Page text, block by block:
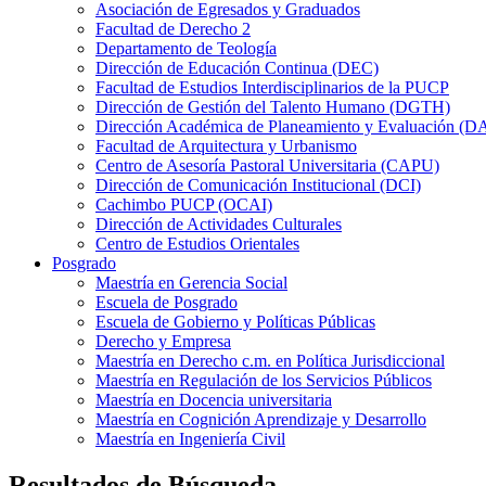
Asociación de Egresados y Graduados
Facultad de Derecho 2
Departamento de Teología
Dirección de Educación Continua (DEC)
Facultad de Estudios Interdisciplinarios de la PUCP
Dirección de Gestión del Talento Humano (DGTH)
Dirección Académica de Planeamiento y Evaluación
Facultad de Arquitectura y Urbanismo
Centro de Asesoría Pastoral Universitaria (CAPU)
Dirección de Comunicación Institucional (DCI)
Cachimbo PUCP (OCAI)
Dirección de Actividades Culturales
Centro de Estudios Orientales
Posgrado
Maestría en Gerencia Social
Escuela de Posgrado
Escuela de Gobierno y Políticas Públicas
Derecho y Empresa
Maestría en Derecho c.m. en Política Jurisdiccional
Maestría en Regulación de los Servicios Públicos
Maestría en Docencia universitaria
Maestría en Cognición Aprendizaje y Desarrollo
Maestría en Ingeniería Civil